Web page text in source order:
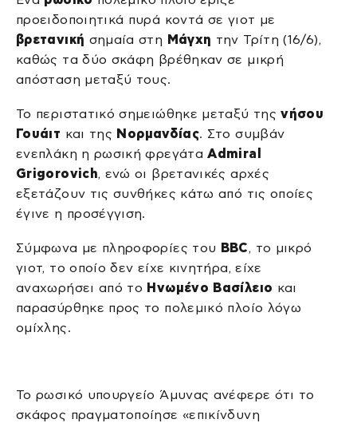
προειδοποιητικά πυρά κοντά σε γιοτ με
βρετανική σημαία στη Μάγχη την Τρίτη (16/6),
καθώς τα δύο σκάφη βρέθηκαν σε μικρή
απόσταση μεταξύ τους.
Το περιστατικό σημειώθηκε μεταξύ τηςνήσου
Γουάιτ και της Νορμανδίας. Στο συμβάν
ενεπλάκη η ρωσική φρεγάταAdmiral
Grigorovich, ενώ οι βρετανικές αρχές
εξετάζουν τις συνθήκες κάτω από τις οποίες
έγινε η προσέγγιση.
Σύμφωνα με πληροφορίες του BBC, το μικρό
γιοτ, το οποίο δεν είχε κινητήρα, είχε
αναχωρήσει από το Ηνωμένο Βασίλειο και
παρασύρθηκε προς το πολεμικό πλοίο λόγω
ομίχλης.
Το ρωσικό υπουργείο Άμυνας ανέφερε ότι το
σκάφος πραγματοποίησε «επικίνδυνη